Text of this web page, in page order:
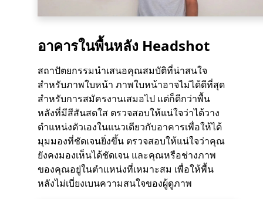
อาคารในพื้นหลัง Headshot
สถาปัตยกรรมนำเสนอคุณสมบัติที่น่าสนใจ
สำหรับภาพใบหน้า ภาพใบหน้าอาจไม่ได้ดีที่สุด
สำหรับการสมัครงานเสมอไป แต่ก็ดีกว่าพื้น
หลังที่มีสีสันสดใส ตรวจสอบให้แน่ใจว่าได้วาง
ตำแหน่งตัวเองในแนวเดียวกับอาคารเพื่อให้ได้
มุมมองที่ชัดเจนยิ่งขึ้น ตรวจสอบให้แน่ใจว่าคุณ
ยังคงมองเห็นได้ชัดเจน และคุณหรือช่างภาพ
ของคุณอยู่ในตำแหน่งที่เหมาะสม เพื่อให้พื้น
หลังไม่เบี่ยงเบนความสนใจของผู้ดูภาพ